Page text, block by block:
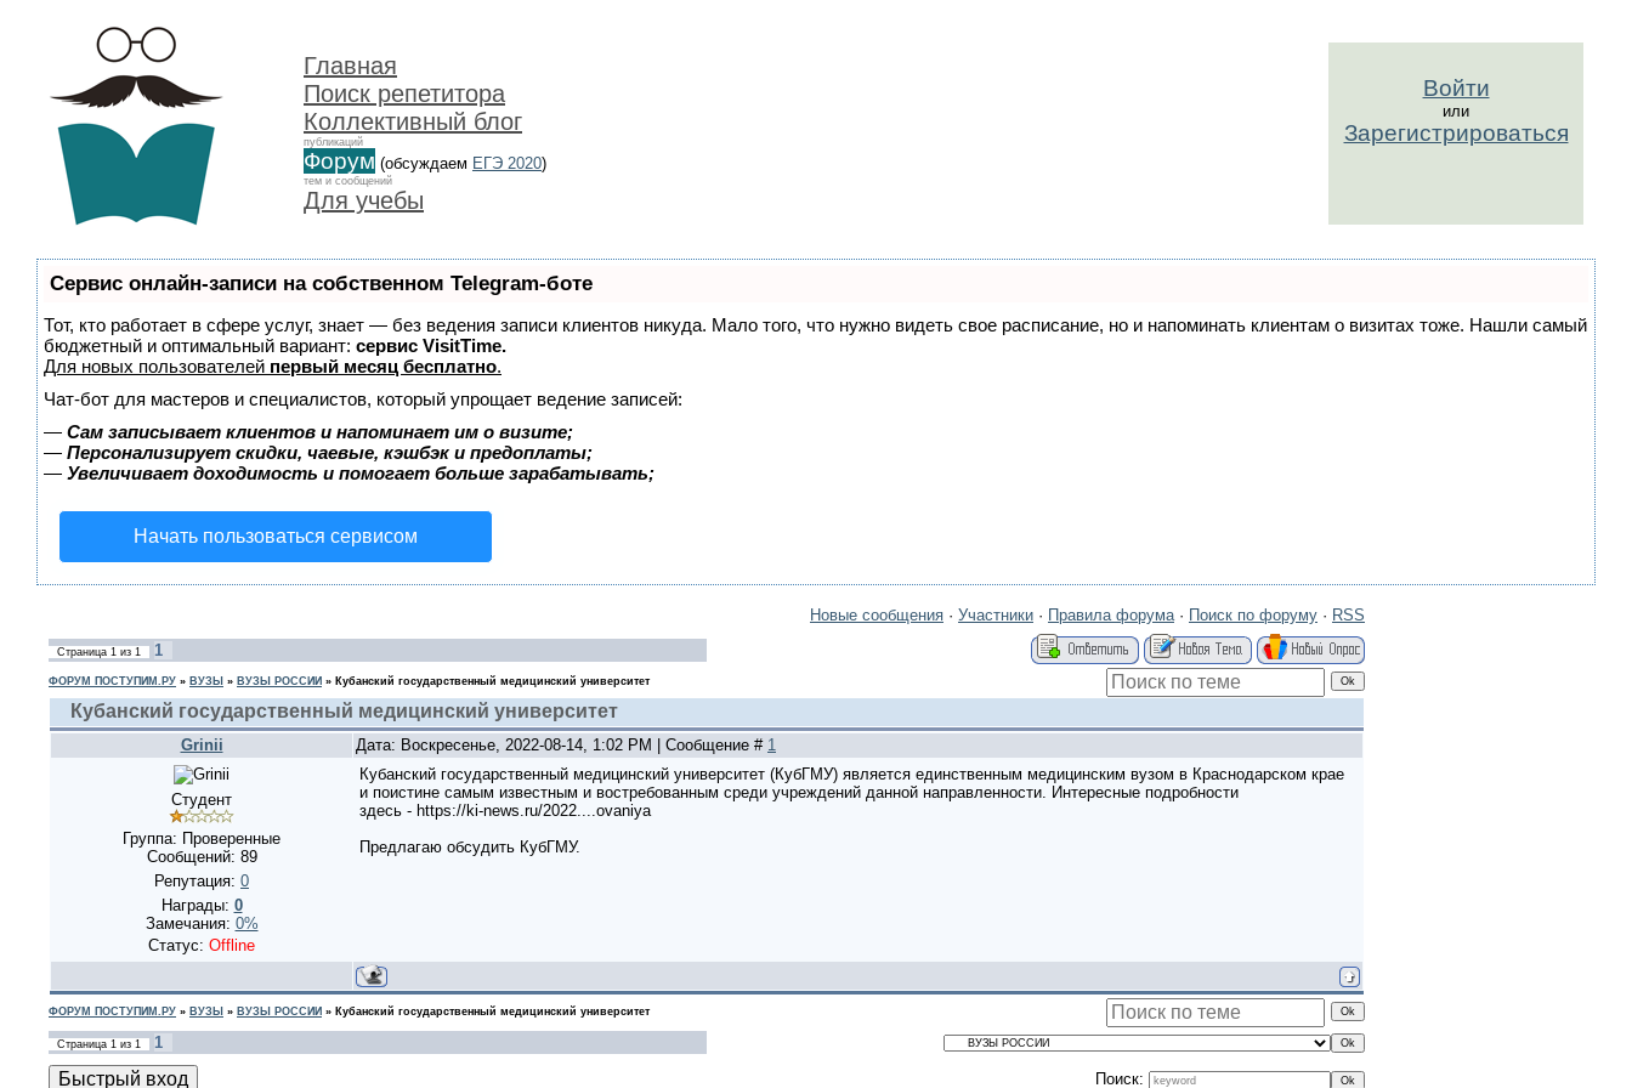
Главная
Поиск репетитора
Коллективный блог
публикаций
Форум (обсуждаем ЕГЭ 2020)
тем и сообщений
Для учебы
Войти
или
Зарегистрироваться
Сервис онлайн-записи на собственном Telegram-боте
Тот, кто работает в сфере услуг, знает — без ведения записи клиентов никуда. Мало того, что нужно видеть свое расписание, но и напоминать клиентам о визитах тоже. Нашли самый
бюджетный и оптимальный вариант: сервис VisitTime.
Для новых пользователей первый месяц бесплатно.
Чат-бот для мастеров и специалистов, который упрощает ведение записей:
— Сам записывает клиентов и напоминает им о визите;
— Персонализирует скидки, чаевые, кэшбэк и предоплаты;
— Увеличивает доходимость и помогает больше зарабатывать;
Начать пользоваться сервисом
Новые сообщения · Участники · Правила форума· Поиск по форуму · RSS
Страница 1 из 1 1
ФОРУМ ПОСТУПИМ.РУ » ВУЗЫ » ВУЗЫ РОССИИ » Кубанский государственный медицинский университет
Кубанский государственный медицинский университет
Grinii Дата: Воскресенье, 2022-08-14, 1:02 PM | Сообщение # 1
Студент
Группа: Проверенные
Сообщений: 89
Репутация: 0
Награды: 0
Замечания: 0%
Статус: Offline
Кубанский государственный медицинский университет (КубГМУ) является единственным медицинским вузом в Краснодарском крае
и поистине самым известным и востребованным среди учреждений данной направленности. Интересные подробности
здесь - https://ki-news.ru/2022....ovaniya
Предлагаю обсудить КубГМУ.
ФОРУМ ПОСТУПИМ.РУ » ВУЗЫ » ВУЗЫ РОССИИ » Кубанский государственный медицинский университет
Страница 1 из 1
1
Поиск: